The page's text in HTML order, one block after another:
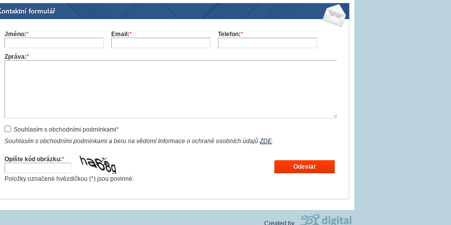
formulář
Jméno:* Email:* Telefon:*
Zpráva:*
Souhlasím s obchodními podmínkami*
Souhlasím s obchodními podmínkami a beru na vědomí Informace o ochraně osobních údajů ZDE
Opište kód obrázku:*
Položky označené hvězdičkou (*) jsou povinné.
Odeslat